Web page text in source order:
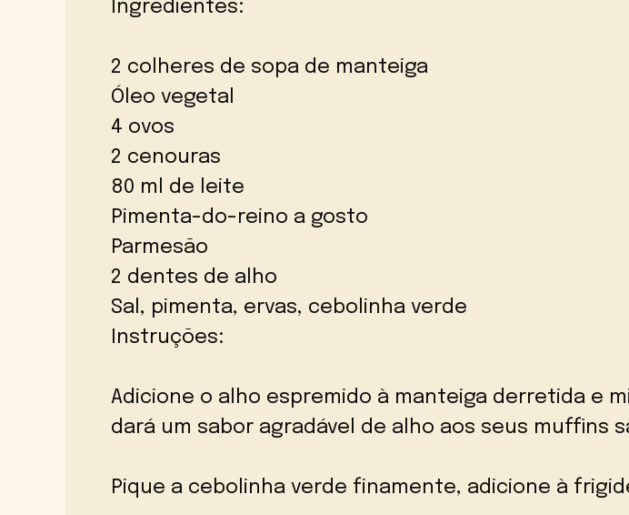
Ingredientes:
2 colheres de sopa de manteiga
Óleo vegetal
4 ovos
2 cenouras
80 ml de leite
Pimenta-do-reino a gosto
Parmesão
2 dentes de alho
Sal, pimenta, ervas, cebolinha verde
Instruções:
Adicione o alho espremido à manteiga derretida e
dará um sabor agradável de alho aos seus muffins
Pique a cebolinha verde finamente, adicione à